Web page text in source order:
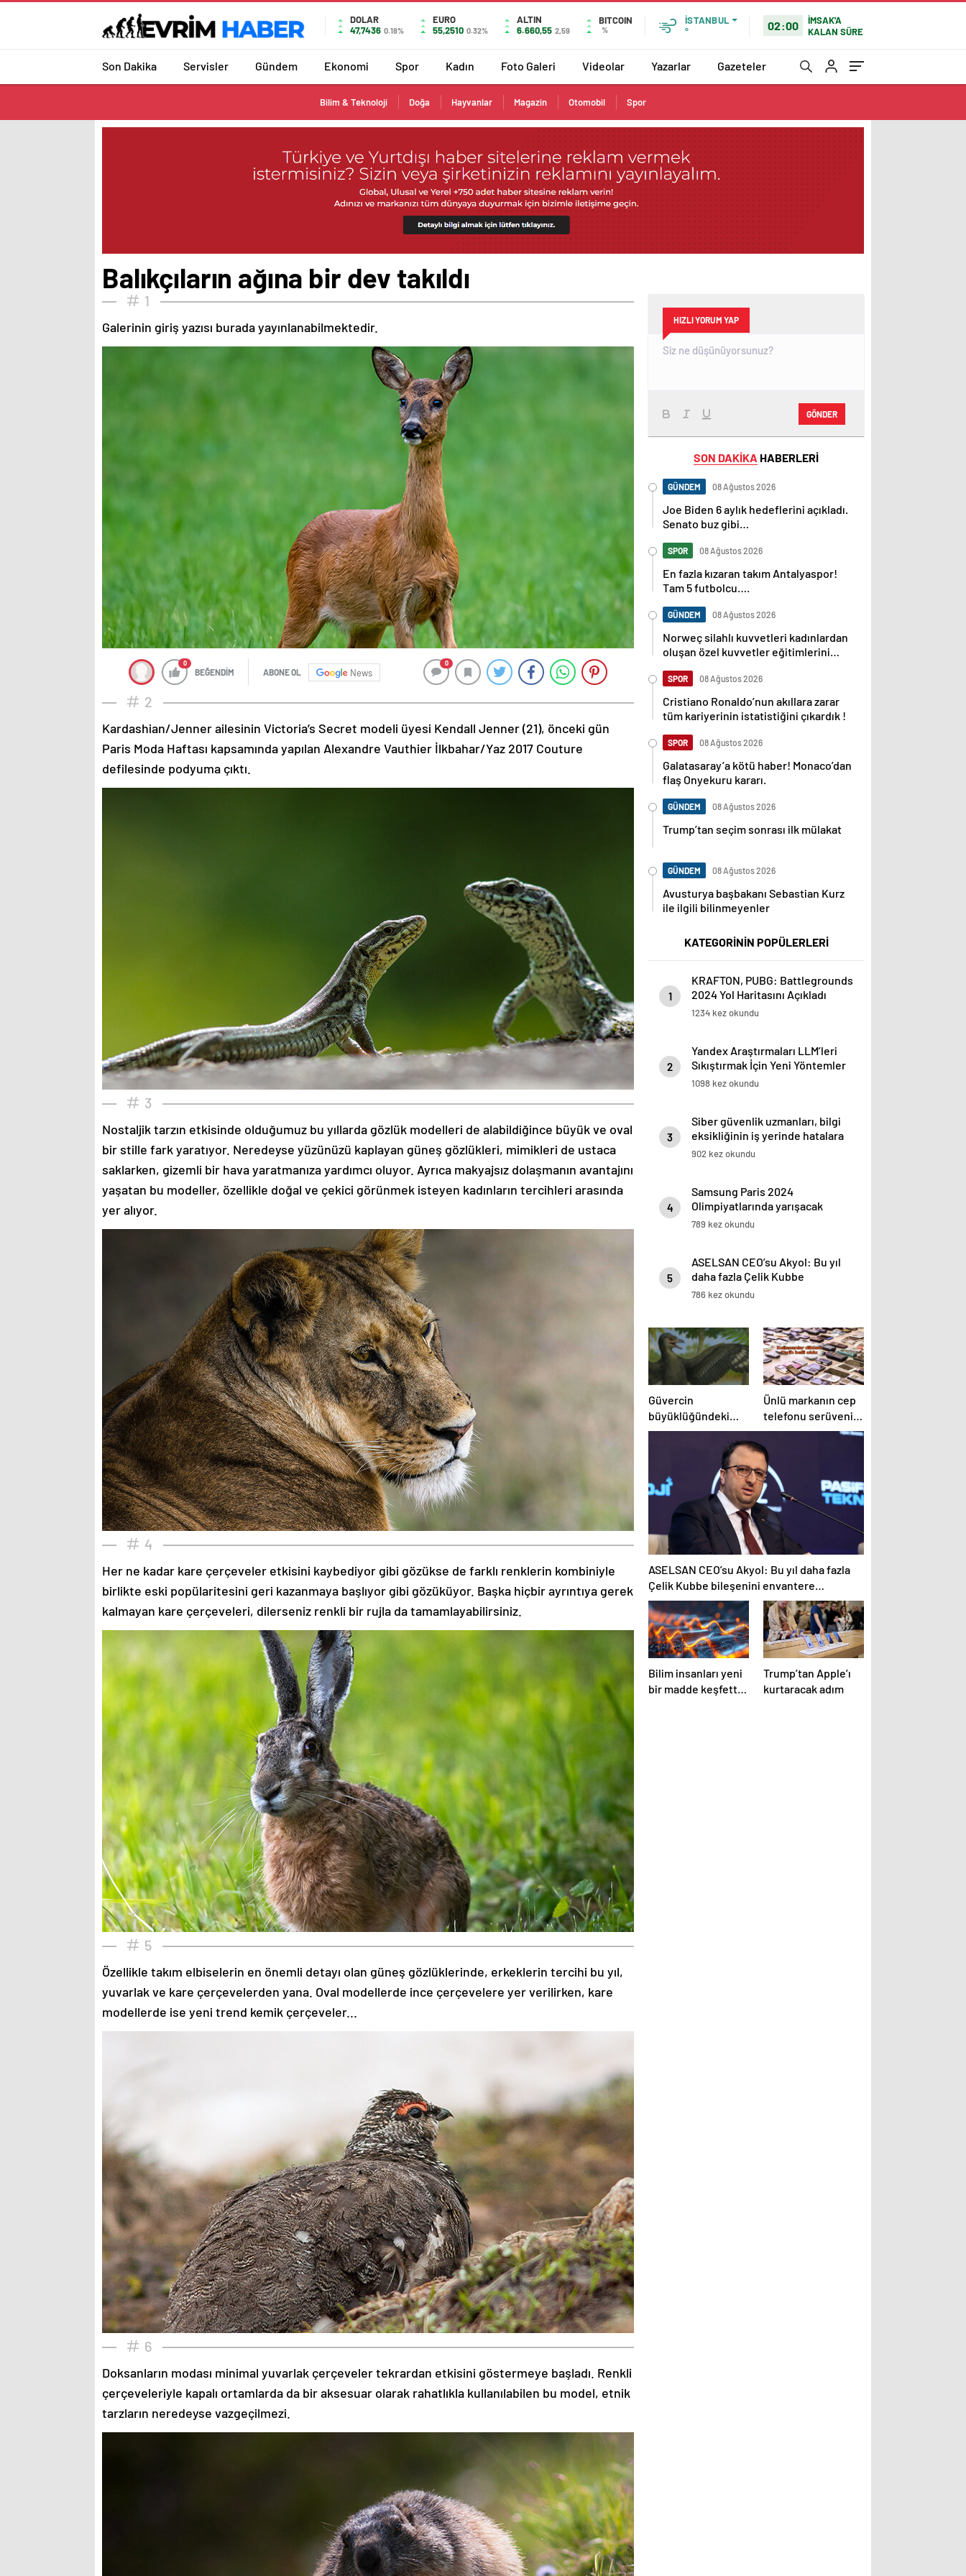
DOLAR
47,7436 0.18%
EURO
55,2510 0.32%
ALTIN
6.660,55 2,59
BITCOIN
%
İSTANBUL
°
02:00
İMSAK'A
KALAN SÜRE
Son Dakika Servisler Gündem Ekonomi Spor Kadın Foto Galeri Videolar Yazarlar Gazeteler
Bilim & Teknoloji Doğa Hayvanlar Magazin Otomobil Spor
Balıkçıların ağına bir dev takıldı
1
Galerinin giriş yazısı burada yayınlanabilmektedir.
0
BEĞENDİM ABONE OL News
0
2
Kardashian/Jenner ailesinin Victoria’s Secret modeli üyesi Kendall Jenner (21), önceki gün
Paris Moda Haftası kapsamında yapılan Alexandre Vauthier İlkbahar/Yaz 2017 Couture
defilesinde podyuma çıktı.
3
Nostaljik tarzın etkisinde olduğumuz bu yıllarda gözlük modelleri de alabildiğince büyük ve oval
bir stille fark yaratıyor. Neredeyse yüzünüzü kaplayan güneş gözlükleri, mimikleri de ustaca
saklarken, gizemli bir hava yaratmanıza yardımcı oluyor. Ayrıca makyajsız dolaşmanın avantajını
yaşatan bu modeller, özellikle doğal ve çekici görünmek isteyen kadınların tercihleri arasında
yer alıyor.
4
Her ne kadar kare çerçeveler etkisini kaybediyor gibi gözükse de farklı renklerin kombiniyle
birlikte eski popülaritesini geri kazanmaya başlıyor gibi gözüküyor. Başka hiçbir ayrıntıya gerek
kalmayan kare çerçeveleri, dilerseniz renkli bir rujla da tamamlayabilirsiniz.
5
Özellikle takım elbiselerin en önemli detayı olan güneş gözlüklerinde, erkeklerin tercihi bu yıl,
yuvarlak ve kare çerçevelerden yana. Oval modellerde ince çerçevelere yer verilirken, kare
modellerde ise yeni trend kemik çerçeveler...
6
Doksanların modası minimal yuvarlak çerçeveler tekrardan etkisini göstermeye başladı. Renkli
çerçeveleriyle kapalı ortamlarda da bir aksesuar olarak rahatlıkla kullanılabilen bu model, etnik
tarzların neredeyse vazgeçilmezi.
HIZLI YORUM YAP
GÖNDER
SON DAKİKA HABERLERİ
GÜNDEM 08 Ağustos 2026
Joe Biden 6 aylık hedeflerini açıkladı.
Senato buz gibi…
SPOR 08 Ağustos 2026
En fazla kızaran takım Antalyaspor!
Tam 5 futbolcu….
GÜNDEM 08 Ağustos 2026
Norweç silahlı kuvvetleri kadınlardan
oluşan özel kuvvetler eğitimlerini
SPOR 08 Ağustos 2026
Cristiano Ronaldo’nun akıllara zarar
tüm kariyerinin istatistiğini çıkardık !
SPOR 08 Ağustos 2026
Galatasaray’a kötü haber! Monaco’dan
flaş Onyekuru kararı.
GÜNDEM 08 Ağustos 2026
Trump’tan seçim sonrası ilk mülakat
GÜNDEM 08 Ağustos 2026
Avusturya başbakanı Sebastian Kurz
ile ilgili bilinmeyenler
KATEGORİNİN POPÜLERLERİ
1
KRAFTON, PUBG: Battlegrounds
2024 Yol Haritasını Açıkladı
1234 kez okundu
2
Yandex Araştırmaları LLM’leri
Sıkıştırmak İçin Yeni Yöntemler
Geliştirerek Yapay Zeka Dağıtım
1098 kez okundu
3
Siber güvenlik uzmanları, bilgi
eksikliğinin iş yerinde hatalara
yol açtığını itiraf ediyor
902 kez okundu
4
Samsung Paris 2024
Olimpiyatlarında yarışacak
sporcular, Galaxy Z Flip6
789 kez okundu
5
ASELSAN CEO’su Akyol: Bu yıl
daha fazla Çelik Kubbe
bileşenini envantere vereceğiz
786 kez okundu
Güvercin
büyüklüğündeki
dinozorun sırrı
Ünlü markanın cep
telefonu serüveni
resmen sona
eriyor!
ASELSAN CEO’su Akyol: Bu yıl daha fazla
Çelik Kubbe bileşenini envantere
vereceğiz
Bilim insanları yeni
bir madde keşfetti:
Trump’tan Apple’ı
kurtaracak adım